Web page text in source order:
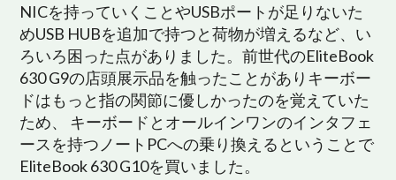
NICを持っていくことやUSBポートが足りないた
めUSB HUBを追加で持つと荷物が増えるなど、い
ろいろ困った点がありました。前世代のEliteBook
630 G9の店頭展示品を触ったことがありキーボー
ドはもっと指の関節に優しかったのを覚えていた
ため、 キーボードとオールインワンのインタフェ
ースを持つノートPCへの乗り換えるということで
EliteBook 630 G10を買いました。